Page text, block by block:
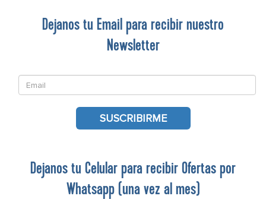
Dejanos tu Email para recibir nuestro
Newsletter
SUSCRIBIRME
Dejanos tu Celular para recibir Ofertas por
Whatsapp (una vez al mes)